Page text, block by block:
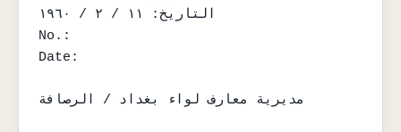
التاريخ: ١١ / ٢ / ١٩٦٠
No.:
Date:
مديرية معارف لواء بغداد / الرصافة